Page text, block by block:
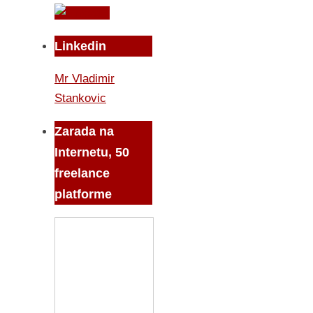
Linkedin
Mr Vladimir
Stankovic
Zarada na
Internetu, 50
freelance
platforme